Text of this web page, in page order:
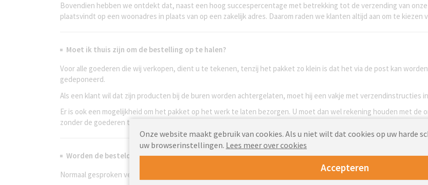
Bovendien hebben we ontdekt dat, naast een hoog succespercentage met betrekking tot de verzending van
plaatsvindt op een woonadres in plaats van op een zakelijk adres. Daarom raden we klanten altijd aan om te
Moet ik thuis zijn om de bestelling op te halen?
Voor alle goederen die wij verkopen, dient u te tekenen, tenzij het pakket zo klein is dat het via de post kan
gedeponeerd.
Als een klant wil dat zijn producten bij de buren worden achtergelaten, moet hij een vakje met verzendinstructies
Er is ook een mogelijkheid om het pakket op het werk te laten bezorgen. U moet dan wel rekening houden met de
zonder de goederen te beschadigen.
Worden de bestelde producten in delen geleverd?
Normaal gesproken verzenden we uw bestelling pas als deze volledig is afgerond.
Onze website maakt gebruik van cookies. Als u niet wilt dat cookies op uw harde
uw browserinstellingen. Lees meer over cookies
Accepteren